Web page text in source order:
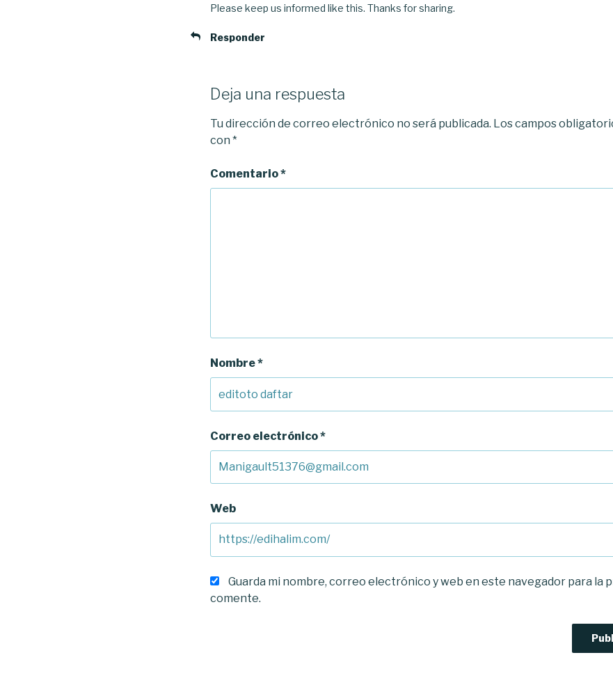
Please keep us informed like this. Thanks for sharing.
Responder
Deja una respuesta
Tu dirección de correo electrónico no será publicada. Los campos
con *
Comentario*
Nombre*
Correo electrónico*
Web
Guarda mi nombre, correo electrónico y web en este navegador para la
comente.